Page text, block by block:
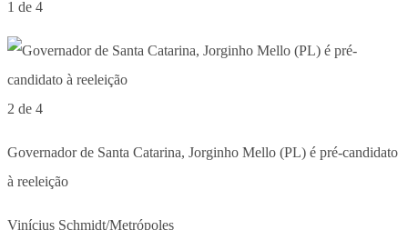
1 de 4
2 de 4
Governador de Santa Catarina, Jorginho Mello (PL) é pré-candidato
à reeleição
Vinícius Schmidt/Metrópoles